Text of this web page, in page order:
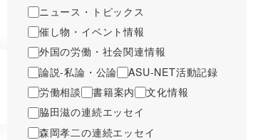
ニュース・トピックス
催し物・イベント情報
外国の労働・社会関連情報
論説-私論・公論
ASU-NET活動記録
労働相談
書籍案内
文化情報
脇田滋の連続エッセイ
森岡孝二の連続エッセイ